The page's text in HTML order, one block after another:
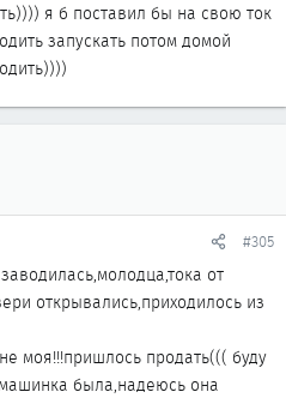
я б поставил бы на свою ток
запускать потом домой
#305
от
открывались,приходилось из
моя!!!пришлось продать((( буду
была,надеюсь она